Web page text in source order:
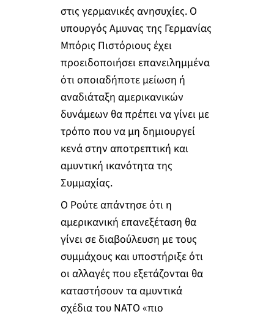
στις γερμανικές ανησυχίες. Ο
υπουργός Αμυνας της Γερμανίας
Μπόρις Πιστόριους έχει
προειδοποιήσει επανειλημμένα
ότι οποιαδήποτε μείωση ή
αναδιάταξη αμερικανικών
δυνάμεων θα πρέπει να γίνει με
τρόπο που να μη δημιουργεί
κενά στην αποτρεπτική και
αμυντική ικανότητα της
Συμμαχίας.
Ο Ρούτε απάντησε ότι η
αμερικανική επανεξέταση θα
γίνει σε διαβούλευση με τους
συμμάχους και υποστήριξε ότι
οι αλλαγές που εξετάζονται θα
καταστήσουν τα αμυντικά
σχέδια του ΝΑΤΟ «πιο